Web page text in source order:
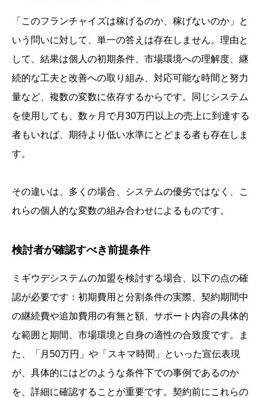
「このフランチャイズは稼げるのか、稼げないのか」と
いう問いに対して、単一の答えは存在しません。理由と
して、結果は個人の初期条件、市場環境への理解度、継
続的な工夫と改善への取り組み、対応可能な時間と努力
量など、複数の変数に依存するからです。同じシステム
を使用しても、数ヶ月で月30万円以上の売上に到達する
者もいれば、期待より低い水準にとどまる者も存在しま
す。
その違いは、多くの場合、システムの優劣ではなく、こ
れらの個人的な変数の組み合わせによるものです。
検討者が確認すべき前提条件
ミギウデシステムの加盟を検討する場合、以下の点の確
認が必要です：初期費用と分割条件の実際、契約期間中
の継続費や追加費用の有無と額、サポート内容の具体的
な範囲と期間、市場環境と自身の適性の合致度です。ま
た、「月50万円」や「スキマ時間」といった宣伝表現
が、具体的にはどのような条件下での事例であるのか
を、詳細に確認することが重要です。契約前にこれらの